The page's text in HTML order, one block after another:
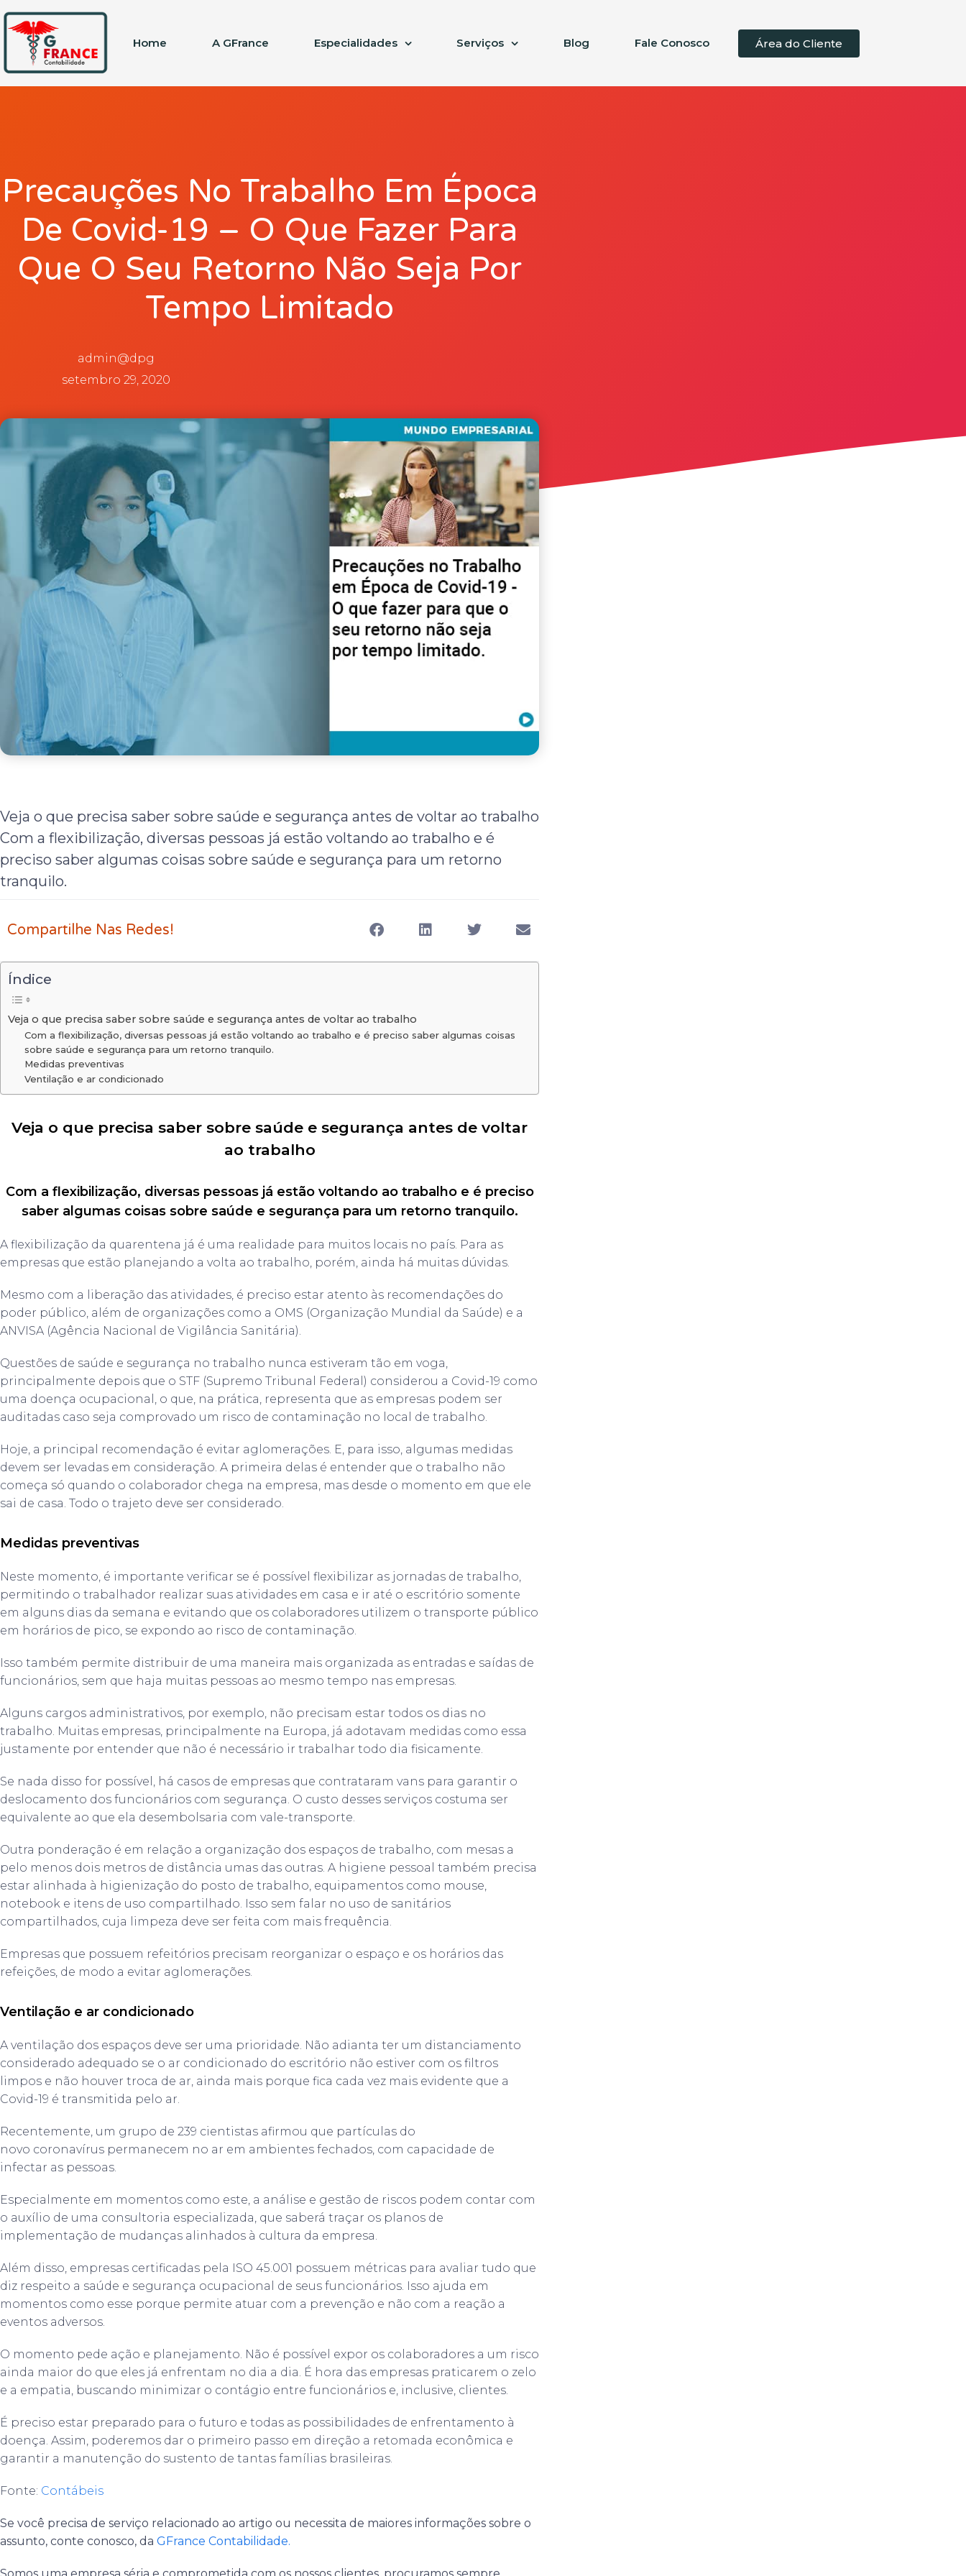
Home A GFrance Especialidades Serviços Blog Fale Conosco Área do Cliente
Precauções No Trabalho Em Época
De Covid-19 – O Que Fazer Para
Que O Seu Retorno Não Seja Por
Tempo Limitado
admin@dpg
setembro 29, 2020
Veja o que precisa saber sobre saúde e segurança antes de voltar ao trabalho
Com a flexibilização, diversas pessoas já estão voltando ao trabalho e é
preciso saber algumas coisas sobre saúde e segurança para um retorno
tranquilo.
Compartilhe Nas Redes!
Índice
Veja o que precisa saber sobre saúde e segurança antes de voltar ao trabalho
Com a flexibilização, diversas pessoas já estão voltando ao trabalho e é preciso saber algumas coisas
sobre saúde e segurança para um retorno tranquilo.
Medidas preventivas
Ventilação e ar condicionado
Veja o que precisa saber sobre saúde e segurança antes de voltar
ao trabalho
Com a flexibilização, diversas pessoas já estão voltando ao trabalho e é preciso
saber algumas coisas sobre saúde e segurança para um retorno tranquilo.
A flexibilização da quarentena já é uma realidade para muitos locais no país. Para as
empresas que estão planejando a volta ao trabalho, porém, ainda há muitas dúvidas.
Mesmo com a liberação das atividades, é preciso estar atento às recomendações do
poder público, além de organizações como a OMS (Organização Mundial da Saúde) e a
ANVISA (Agência Nacional de Vigilância Sanitária).
Questões de saúde e segurança no trabalho nunca estiveram tão em voga,
principalmente depois que o STF (Supremo Tribunal Federal) considerou a Covid-19 como
uma doença ocupacional, o que, na prática, representa que as empresas podem ser
auditadas caso seja comprovado um risco de contaminação no local de trabalho.
Hoje, a principal recomendação é evitar aglomerações. E, para isso, algumas medidas
devem ser levadas em consideração. A primeira delas é entender que o trabalho não
começa só quando o colaborador chega na empresa, mas desde o momento em que ele
sai de casa. Todo o trajeto deve ser considerado.
Medidas preventivas
Neste momento, é importante verificar se é possível flexibilizar as jornadas de trabalho,
permitindo o trabalhador realizar suas atividades em casa e ir até o escritório somente
em alguns dias da semana e evitando que os colaboradores utilizem o transporte público
em horários de pico, se expondo ao risco de contaminação.
Isso também permite distribuir de uma maneira mais organizada as entradas e saídas de
funcionários, sem que haja muitas pessoas ao mesmo tempo nas empresas.
Alguns cargos administrativos, por exemplo, não precisam estar todos os dias no
trabalho. Muitas empresas, principalmente na Europa, já adotavam medidas como essa
justamente por entender que não é necessário ir trabalhar todo dia fisicamente.
Se nada disso for possível, há casos de empresas que contrataram vans para garantir o
deslocamento dos funcionários com segurança. O custo desses serviços costuma ser
equivalente ao que ela desembolsaria com vale-transporte.
Outra ponderação é em relação a organização dos espaços de trabalho, com mesas a
pelo menos dois metros de distância umas das outras. A higiene pessoal também precisa
estar alinhada à higienização do posto de trabalho, equipamentos como mouse,
notebook e itens de uso compartilhado. Isso sem falar no uso de sanitários
compartilhados, cuja limpeza deve ser feita com mais frequência.
Empresas que possuem refeitórios precisam reorganizar o espaço e os horários das
refeições, de modo a evitar aglomerações.
Ventilação e ar condicionado
A ventilação dos espaços deve ser uma prioridade. Não adianta ter um distanciamento
considerado adequado se o ar condicionado do escritório não estiver com os filtros
limpos e não houver troca de ar, ainda mais porque fica cada vez mais evidente que a
Covid-19 é transmitida pelo ar.
Recentemente, um grupo de 239 cientistas afirmou que partículas do
novo coronavírus permanecem no ar em ambientes fechados, com capacidade de
infectar as pessoas.
Especialmente em momentos como este, a análise e gestão de riscos podem contar com
o auxílio de uma consultoria especializada, que saberá traçar os planos de
implementação de mudanças alinhados à cultura da empresa.
Além disso, empresas certificadas pela ISO 45.001 possuem métricas para avaliar tudo que
diz respeito a saúde e segurança ocupacional de seus funcionários. Isso ajuda em
momentos como esse porque permite atuar com a prevenção e não com a reação a
eventos adversos.
O momento pede ação e planejamento. Não é possível expor os colaboradores a um risco
ainda maior do que eles já enfrentam no dia a dia. É hora das empresas praticarem o zelo
e a empatia, buscando minimizar o contágio entre funcionários e, inclusive, clientes.
É preciso estar preparado para o futuro e todas as possibilidades de enfrentamento à
doença. Assim, poderemos dar o primeiro passo em direção a retomada econômica e
garantir a manutenção do sustento de tantas famílias brasileiras.
Fonte: Contábeis
Se você precisa de serviço relacionado ao artigo ou necessita de maiores informações sobre o
assunto, conte conosco, da GFrance Contabilidade.